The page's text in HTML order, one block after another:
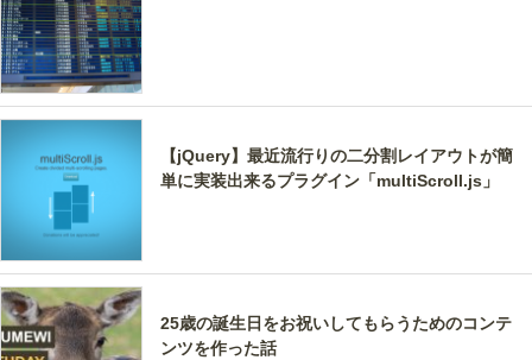
【jQuery】最近流行りの二分割レイアウトが簡
単に実装出来るプラグイン「multiScroll.js」
25歳の誕生日をお祝いしてもらうためのコンテ
ンツを作った話